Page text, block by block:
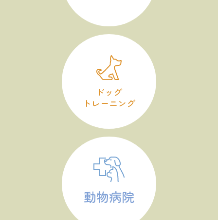
ドッグ
トレーニング
動物病院